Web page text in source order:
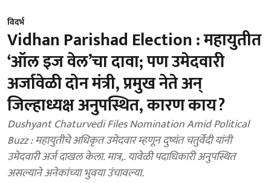
विदर्भ
Vidhan Parishad Election : महायुतीत
‘ऑल इज वेल’चा दावा; पण उमेदवारी
अर्जावेळी दोन मंत्री, प्रमुख नेते अन्
जिल्हाध्यक्ष अनुपस्थित, कारण काय?
Dushyant Chaturvedi Files Nomination Amid Political
Buzz : महायुतीचे अधिकृत उमेदवार म्हणून दुष्यंत चतुर्वेदी यांनी
उमेदवारी अर्ज दाखल केला. मात्र,. यावेळी पदाधिकारी अनुपस्थित
असल्याने अनेकांच्या भुवया उंचावल्या.